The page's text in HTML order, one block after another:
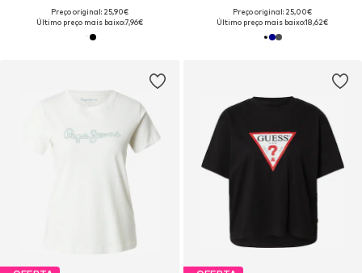
Preço original: 25,90€
Último preço mais baixo:7,96€
Preço original: 25,00€
Último preço mais baixo:18,62€